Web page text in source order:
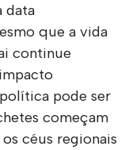
data
que a vida
continue
pode ser
começam
céus regionais